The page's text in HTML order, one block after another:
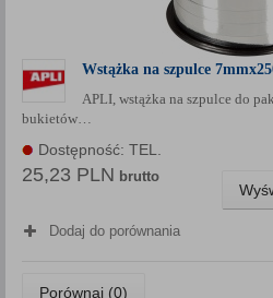
Wstążka na szpulce
APLI, wstążka na szpulce do
bukietów…
Dostępność: TEL.
25,23 PLN brutto
Dodaj do porównania
Porównaj (0)